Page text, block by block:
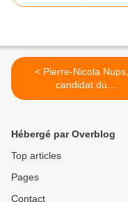
< Pierre-Nicola Nups,
candidat du
Rassemblement de la
et-Moselle
Hébergé par Overblog
Top articles
Pages
Contact